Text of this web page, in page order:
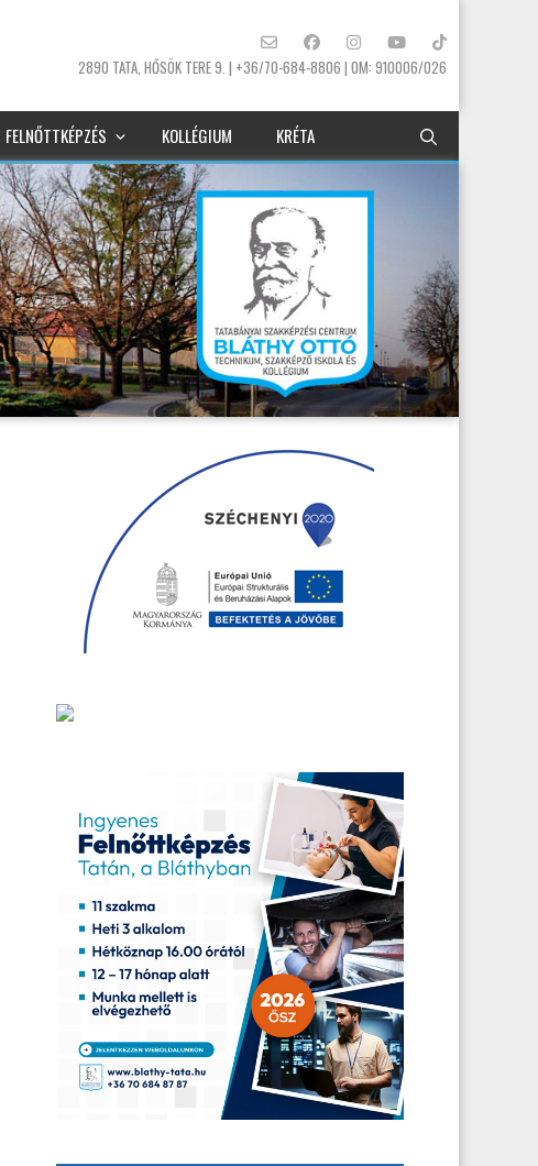
2890 TATA, HŐSÖK TERE 9. | +36/70-684-8806 | OM: 910006/026
FELNŐTTKÉPZÉS KOLLÉGIUM KRÉTA